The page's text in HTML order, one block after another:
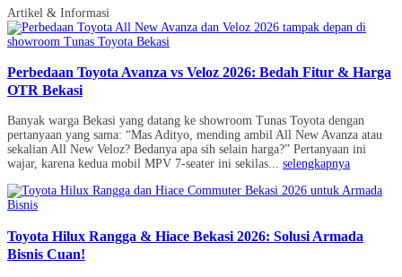
Artikel & Informasi
Perbedaan Toyota Avanza vs Veloz 2026: Bedah Fitur & Harga
OTR Bekasi
Banyak warga Bekasi yang datang ke showroom Tunas Toyota dengan
pertanyaan yang sama: “Mas Adityo, mending ambil All New Avanza atau
sekalian All New Veloz? Bedanya apa sih selain harga?” Pertanyaan ini
wajar, karena kedua mobil MPV 7-seater ini sekilas... selengkapnya
Toyota Hilux Rangga & Hiace Bekasi 2026: Solusi Armada
Bisnis Cuan!